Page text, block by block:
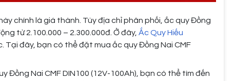
chính là giá thành. Tùy địa chỉ phân phối, ắc quy Đồng
từ 2.100.000 – 2.300.000đ. Ở đây, Ắc Quy Hiếu
Tại đây, bạn có thể đặt mua ắc quy Đồng Nai CMF
Nai CMF DIN100 (12V-100Ah), bạn có thể tìm đến